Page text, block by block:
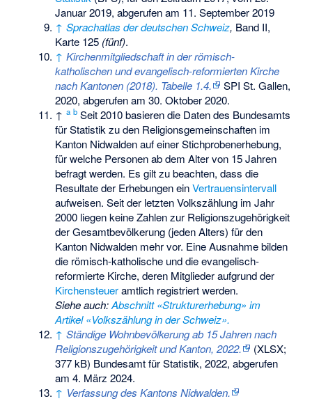
Januar 2019, abgerufen am 11. September 2019
↑ Sprachatlas der deutschen Schweiz, Band II,
Karte 125 (fünf).
↑ Kirchenmitgliedschaft in der römisch-
katholischen und evangelisch-reformierten Kirche
nach Kantonen (2018). Tabelle 1.4.
SPI St. Gallen,
2020, abgerufen am 30. Oktober 2020.
↑a b Seit 2010 basieren die Daten des Bundesamts
für Statistik zu den Religionsgemeinschaften im
Kanton Nidwalden auf einer Stichprobenerhebung,
für welche Personen ab dem Alter von 15 Jahren
befragt werden. Es gilt zu beachten, dass die
Resultate der Erhebungen einVertrauensintervall
aufweisen. Seit der letzten Volkszählung im Jahr
2000 liegen keine Zahlen zur Religionszugehörigkeit
der Gesamtbevölkerung (jeden Alters) für den
Kanton Nidwalden mehr vor. Eine Ausnahme bilden
die römisch-katholische und die evangelisch-
reformierte Kirche, deren Mitglieder aufgrund der
Kirchensteueramtlich registriert werden.
Siehe auch:Abschnitt «Strukturerhebung» im
Artikel «Volkszählung in der Schweiz».
↑ Ständige Wohnbevölkerung ab 15 Jahren nach
Religionszugehörigkeit und Kanton, 2022.
(XLSX;
377 kB) Bundesamt für Statistik, 2022, abgerufen
am 4. März 2024.
↑ Verfassung des Kantons Nidwalden.